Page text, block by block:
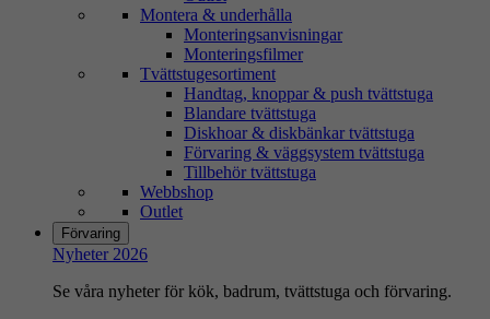
Montera & underhålla
Monteringsanvisningar
Monteringsfilmer
Tvättstugesortiment
Handtag, knoppar & push tvättstuga
Blandare tvättstuga
Diskhoar & diskbänkar tvättstuga
Förvaring & väggsystem tvättstuga
Tillbehör tvättstuga
Webbshop
Outlet
Förvaring
Nyheter 2026
Se våra nyheter för kök, badrum, tvättstuga och förvaring.